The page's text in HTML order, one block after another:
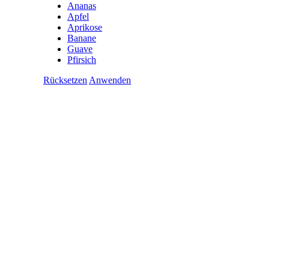
Ananas
Apfel
Aprikose
Banane
Guave
Pfirsich
Rücksetzen Anwenden